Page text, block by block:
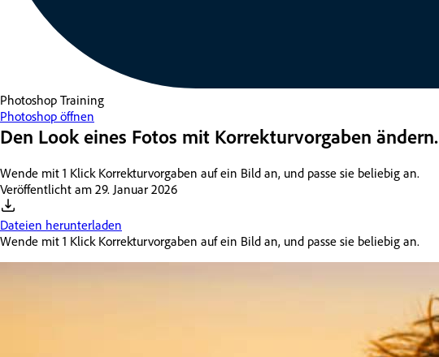
Photoshop Training
Photoshop öffnen
Den Look eines Fotos mit Korrekturvorgaben ändern.
Wende mit 1 Klick Korrekturvorgaben auf ein Bild an, und passe sie beliebig an.
Veröffentlicht am 29. Januar 2026
Dateien herunterladen
Wende mit 1 Klick Korrekturvorgaben auf ein Bild an, und passe sie beliebig an.